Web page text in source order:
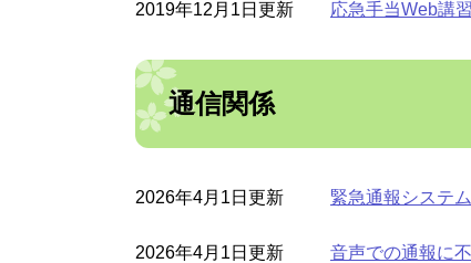
2019年12月1日更新 応急手当Web講
通信関係
2026年4月1日更新 緊急通報システ
2026年4月1日更新
音声での通報に